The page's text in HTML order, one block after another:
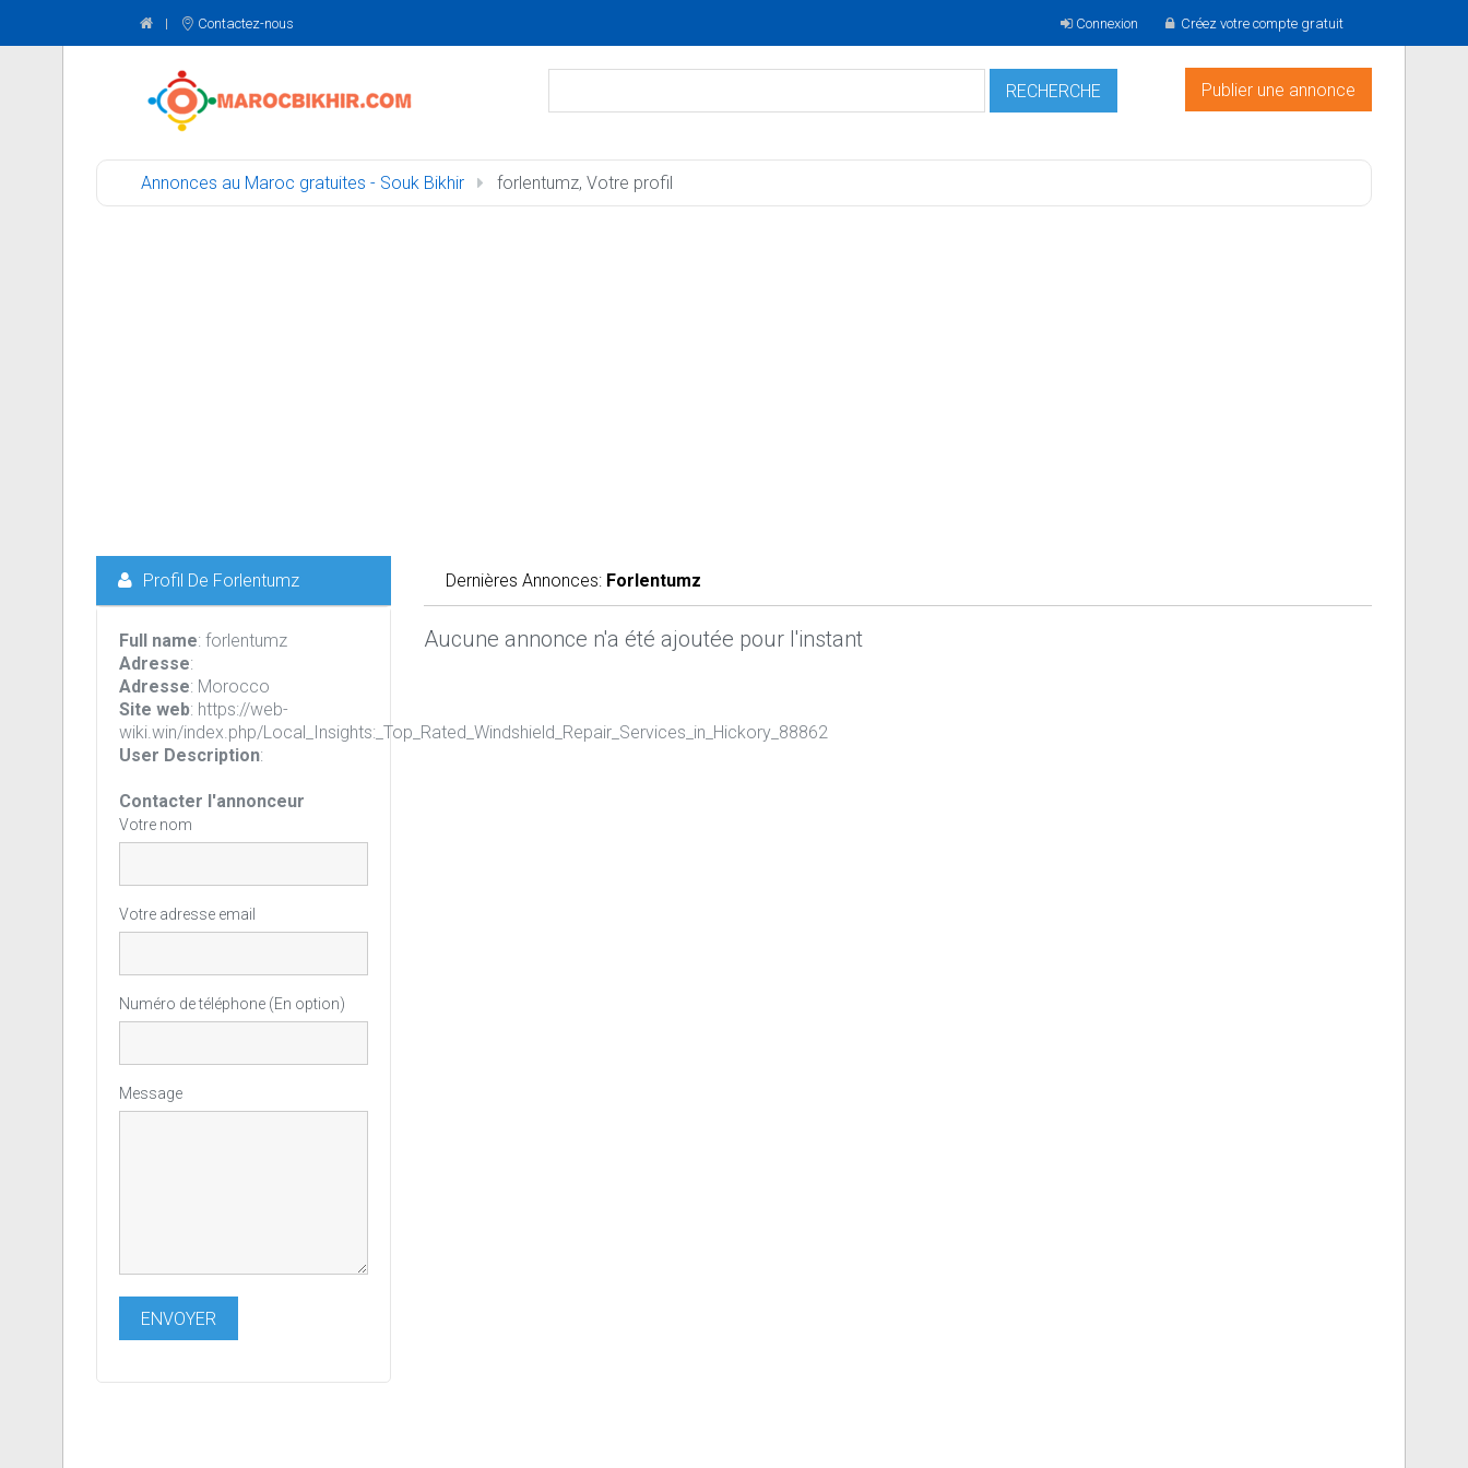
Contactez-nous Connexion Créez votre compte gratuit
Publier une annonce
Annonces au Maroc gratuites - Souk Bikhir forlentumz, Votre profil
Dernières Annonces: Forlentumz
Aucune annonce n'a été ajoutée pour l'instant
Profil De Forlentumz
Full name: forlentumz
Adresse:
Adresse: Morocco
Site web: https://web-
wiki.win/index.php/Local_Insights:_Top_Rated_Windshield_Repair_Services_in_Hickory_88862
User Description:
Contacter l'annonceur
Votre nom
Votre adresse email
Numéro de téléphone (En option)
Message